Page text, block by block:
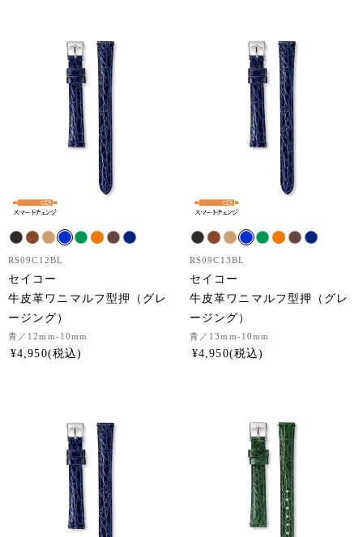
RS09C12BL
セイコー
牛皮革ワニマルフ型押（グレ
ージング）
青 ／12mm-10mm
¥4,950
RS09C13BL
セイコー
牛皮革ワニマルフ型押（グレ
ージング）
青 ／13mm-10mm
¥4,950